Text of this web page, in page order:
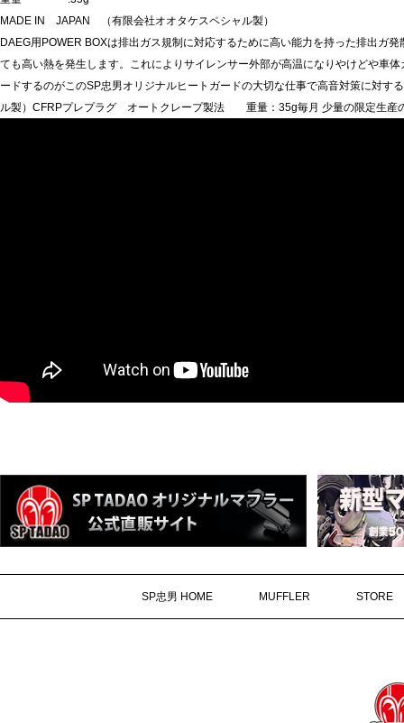
MADE IN JAPAN （有限会社オオタケスペシャル製）
DAEG用POWER BOXは排出ガス規制に対応するために高い能力を持った排出ガ
ても高い熱を発生します。これによりサイレンサー外部が高温になりやけどや車
ードするのがこのSP忠男オリジナルヒートガードの大切な仕事で高音対策に
ル製）CFRPプレプラグ オートクレープ製法 重量：35g毎月 少量の限定生産
SP忠男 HOME MUFFLER STORE